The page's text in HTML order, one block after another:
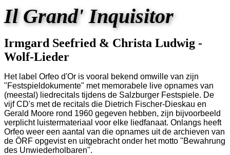
Il Grand' Inquisitor
Irmgard Seefried & Christa Ludwig -
Wolf-Lieder
Het label Orfeo d'Or is vooral bekend omwille van zijn
"Festspieldokumente" met memorabele live opnames van
(meestal) liedrecitals tijdens de Salzburger Festspiele. De
vijf CD's met de recitals die Dietrich Fischer-Dieskau en
Gerald Moore rond 1960 gegeven hebben, zijn bijvoorbeeld
verplicht luistermateriaal voor elke liedfanaat. Onlangs heeft
Orfeo weer een aantal van die opnames uit de archieven van
de ÖRF opgevist en uitgebracht onder het motto "Bewahrung
des Unwiederholbaren".